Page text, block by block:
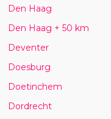
Den Haag
Den Haag + 50 km
Deventer
Doesburg
Doetinchem
Dordrecht